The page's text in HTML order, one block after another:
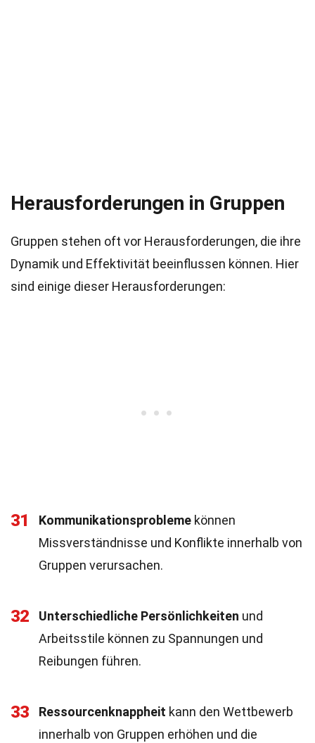
Herausforderungen in Gruppen
Gruppen stehen oft vor Herausforderungen, die ihre
Dynamik und Effektivität beeinflussen können. Hier
sind einige dieser Herausforderungen:
31 Kommunikationsprobleme können
Missverständnisse und Konflikte innerhalb von
Gruppen verursachen.
32 Unterschiedliche Persönlichkeiten und
Arbeitsstile können zu Spannungen und
Reibungen führen.
33 Ressourcenknappheit kann den Wettbewerb
innerhalb von Gruppen erhöhen und die